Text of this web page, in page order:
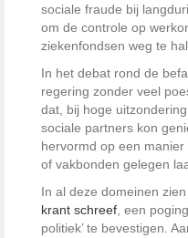
sociale fraude bij
om de controle op
ziekenfondsen weg te
In het debat rond de
regering zonder veel
dat, bij hoge
sociale partners kon
hervormd op een
of vakbonden gelegen
In al deze domeinen zien
krant schreef, een
politiek’ te bevestigen.